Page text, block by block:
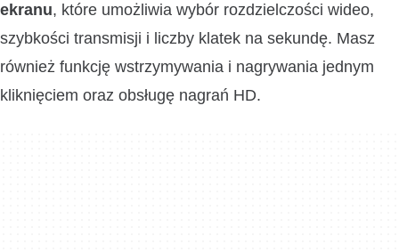
ekranu, które umożliwia wybór rozdzielczości wideo,
szybkości transmisji i liczby klatek na sekundę. Masz
również funkcję wstrzymywania i nagrywania jednym
kliknięciem oraz obsługę nagrań HD.